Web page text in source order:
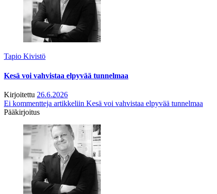
Tapio Kivistö
Kesä voi vahvistaa elpyvää tunnelmaa
Kirjoitettu 26.6.2026
Ei kommentteja artikkeliin Kesä voi vahvistaa elpyvää tunnelmaa
Pääkirjoitus